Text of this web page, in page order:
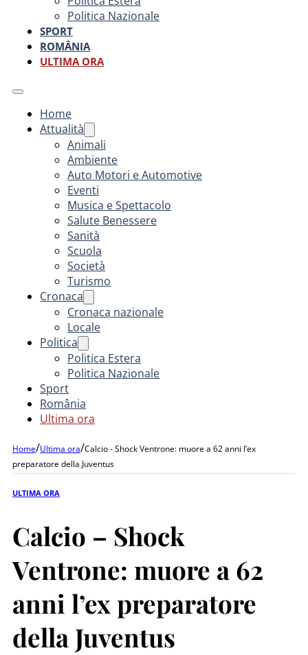
Politica Nazionale
SPORT
ROMÂNIA
ULTIMA ORA
Home
Attualità
Animali
Ambiente
Auto Motori e Automotive
Eventi
Musica e Spettacolo
Salute Benessere
Sanità
Scuola
Società
Turismo
Cronaca
Cronaca nazionale
Locale
Politica
Politica Estera
Politica Nazionale
Sport
România
Ultima ora
Home/Ultima ora/Calcio - Shock Ventrone: muore a 62 anni l’ex
preparatore della Juventus
ULTIMA ORA
Calcio – Shock
Ventrone: muore a 62
anni l’ex preparatore
della Juventus